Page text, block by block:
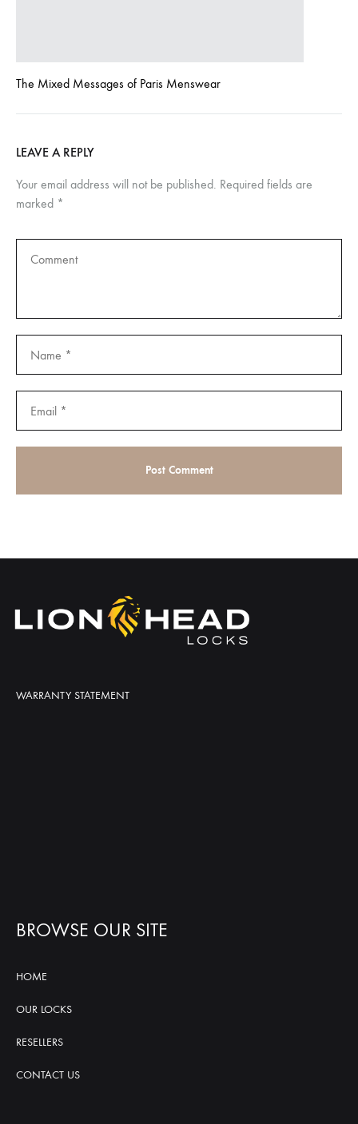
The Mixed Messages of Paris Menswear
LEAVE A REPLY
Your email address will not be published. Required fields are
marked *
WARRANTY STATEMENT
BROWSE OUR SITE
HOME
OUR LOCKS
RESELLERS
CONTACT US